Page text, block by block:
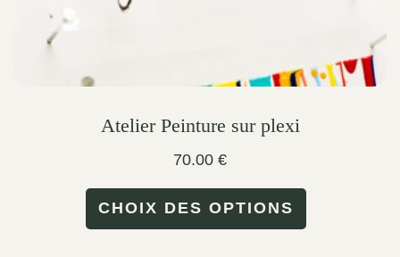
Atelier Peinture sur plexi
70.00 €
CHOIX DES OPTIONS